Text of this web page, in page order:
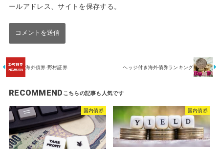
ールアドレス、サイトを保存する。
海外債券-野村証券 ヘッジ付き海外債券ランキング
RECOMMEND
国内債券 国内債券